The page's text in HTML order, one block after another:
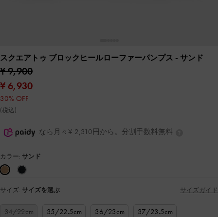
スクエアトゥ ブロックヒールローファーパンプス - サンド
¥ 9,900
¥ 6,930
30% OFF
(税込)
なら月々¥ 2,310円から。分割手数料無料
カラー: サンド
サイズ: サイズを選ぶ サイズガイド
34/22cm 35/22.5cm 36/23cm 37/23.5cm